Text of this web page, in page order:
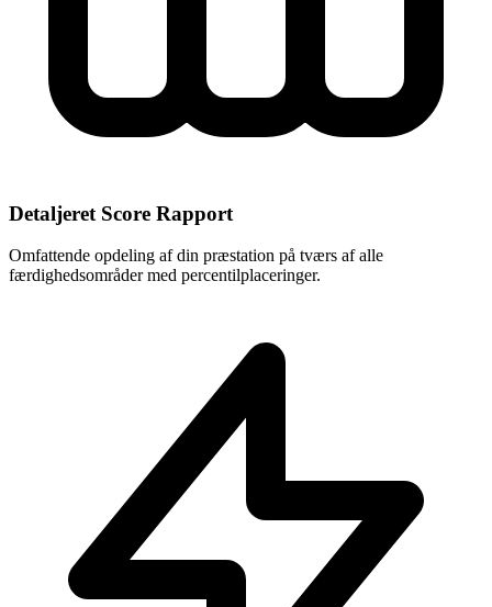
Detaljeret Score Rapport
Omfattende opdeling af din præstation på tværs af alle
færdighedsområder med percentilplaceringer.